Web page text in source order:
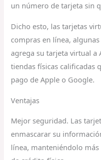
un número de tarjeta sin
Dicho esto, las tarjetas
compras en línea,
agrega su tarjeta virtual a
tiendas físicas calificadas
pago de Apple o Google.
Ventajas
Mejor seguridad. Las
enmascarar su
línea, manteniéndolo